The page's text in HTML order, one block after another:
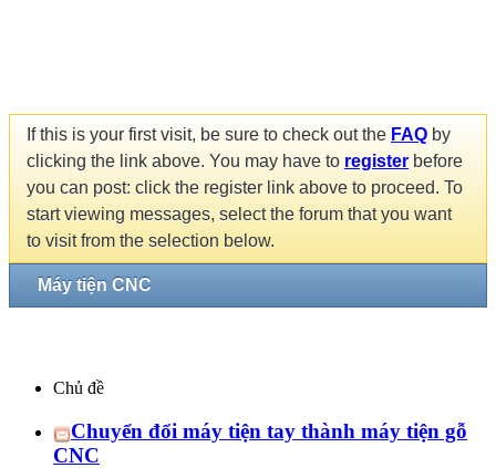
If this is your first visit, be sure to check out the FAQ by
clicking the link above. You may have to register before
you can post: click the register link above to proceed. To
start viewing messages, select the forum that you want
to visit from the selection below.
Máy tiện CNC
Chủ đề
Chuyển đổi máy tiện tay thành máy tiện gỗ
CNC